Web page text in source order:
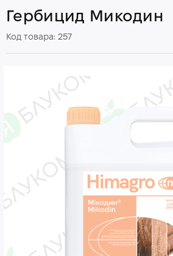
Гербицид Микодин
Код товара: 257